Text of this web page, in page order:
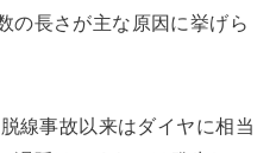
の長さが主な原因に挙げら
線事故以来はダイヤに相当